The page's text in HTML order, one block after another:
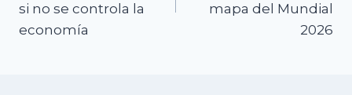
entradas
si no se controla la
economía
mapa del Mundial
2026